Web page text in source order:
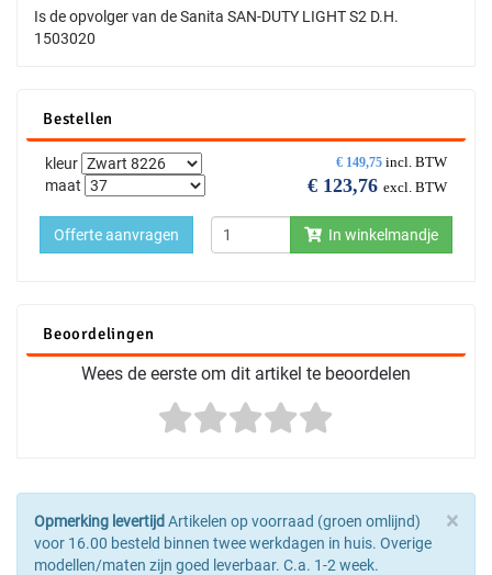
Is de opvolger van de Sanita SAN-DUTY LIGHT S2 D.H.
1503020
Bestellen
€ 149,75 incl. BTW
€ 123,76 excl. BTW
kleur
maat
In winkelmandje
Offerte aanvragen
Beoordelingen
Wees de eerste om dit artikel te beoordelen
×
Opmerking levertijd Artikelen op voorraad (groen omlijnd)
voor 16.00 besteld binnen twee werkdagen in huis. Overige
modellen/maten zijn goed leverbaar. C.a. 1-2 week.